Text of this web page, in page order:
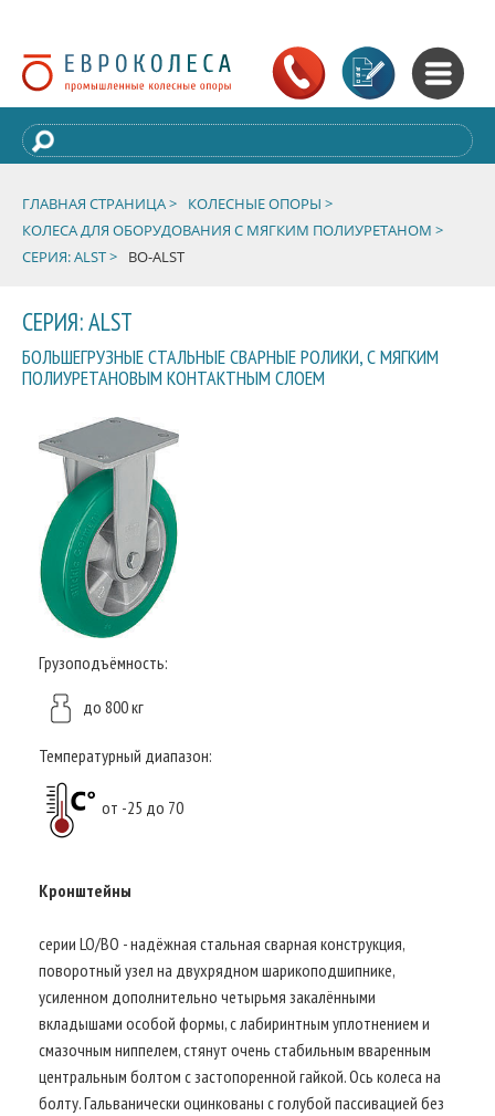
ГЛАВНАЯ СТРАНИЦА >
КОЛЕСНЫЕ ОПОРЫ >
КОЛЕСА ДЛЯ ОБОРУДОВАНИЯ С МЯГКИМ ПОЛИУРЕТАНОМ >
СЕРИЯ: ALST >
BO-ALST
СЕРИЯ: ALST
БОЛЬШЕГРУЗНЫЕ СТАЛЬНЫЕ СВАРНЫЕ РОЛИКИ, С МЯГКИМ
ПОЛИУРЕТАНОВЫМ КОНТАКТНЫМ СЛОЕМ
Грузоподъёмность:
до 800 кг
Температурный диапазон:
от -25 до 70
Кронштейны
серии LO/BO - надёжная стальная сварная конструкция,
поворотный узел на двухрядном шарикоподшипнике,
усиленном дополнительно четырьмя закалёнными
вкладышами особой формы, с лабиринтным уплотнением и
смазочным ниппелем, стянут очень стабильным вваренным
центральным болтом с застопоренной гайкой. Ось колеса на
болту. Гальванически оцинкованы с голубой пассивацией без